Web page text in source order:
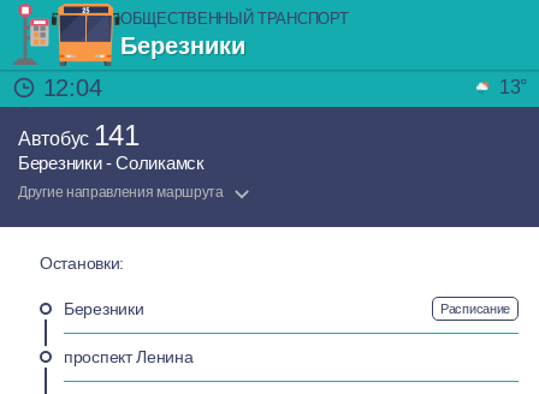
ОБЩЕСТВЕННЫЙ ТРАНСПОРТ
Березники
12:04
13°
Автобус 141
Березники - Соликамск
Другие направления маршрута
Остановки:
Березники Расписание
проспект Ленина